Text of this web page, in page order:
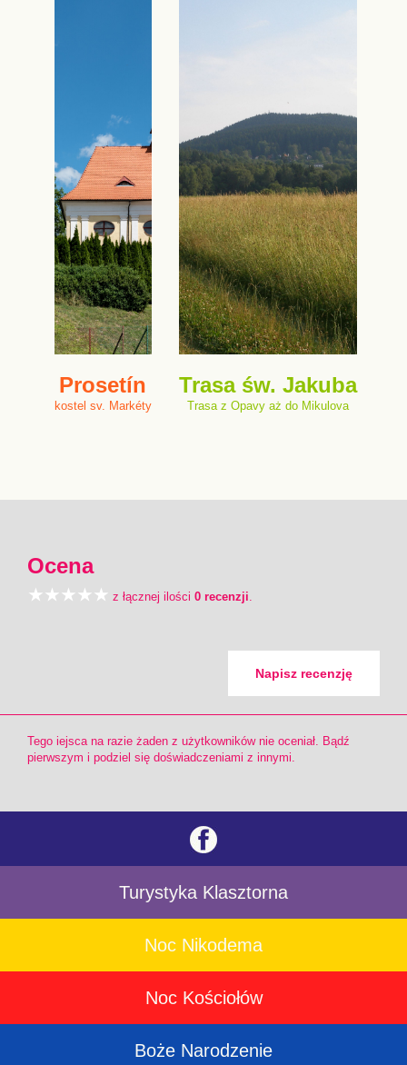
Prosetín
kostel sv. Markéty
Trasa św. Jakuba
Trasa z Opavy aż do Mikulova
Ocena
z łącznej ilości 0 recenzji.
Napisz recenzję
Tego iejsca na razie żaden z użytkowników nie oceniał. Bądź
pierwszym i podziel się doświadczeniami z innymi.
Turystyka Klasztorna
Noc Nikodema
Noc Kościołów
Boże Narodzenie